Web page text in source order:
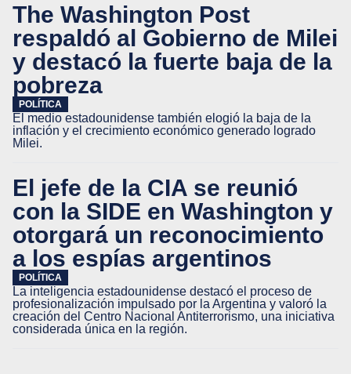
The Washington Post
respaldó al Gobierno de Milei
y destacó la fuerte baja de la
pobreza
POLÍTICA
El medio estadounidense también elogió la baja de la
inflación y el crecimiento económico generado logrado
Milei.
El jefe de la CIA se reunió
con la SIDE en Washington y
otorgará un reconocimiento
a los espías argentinos
POLÍTICA
La inteligencia estadounidense destacó el proceso de
profesionalización impulsado por la Argentina y valoró la
creación del Centro Nacional Antiterrorismo, una iniciativa
considerada única en la región.